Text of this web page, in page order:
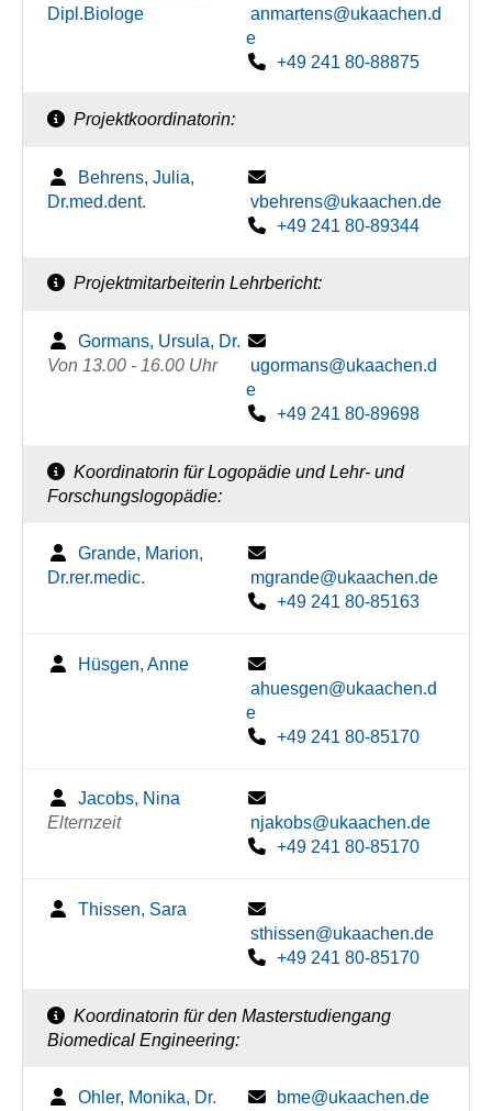
Dipl.Biologe
anmartens@ukaachen.d
e
+49 241 80-88875
Projektkoordinatorin:
Behrens, Julia,
Dr.med.dent.
vbehrens@ukaachen.de
+49 241 80-89344
Projektmitarbeiterin Lehrbericht:
Gormans, Ursula, Dr.
Von 13.00 - 16.00 Uhr
ugormans@ukaachen.d
e
+49 241 80-89698
Koordinatorin für Logopädie und Lehr- und
Forschungslogopädie:
Grande, Marion,
Dr.rer.medic.
mgrande@ukaachen.de
+49 241 80-85163
Hüsgen, Anne
ahuesgen@ukaachen.d
e
+49 241 80-85170
Jacobs, Nina
Elternzeit
njakobs@ukaachen.de
+49 241 80-85170
Thissen, Sara
sthissen@ukaachen.de
+49 241 80-85170
Koordinatorin für den Masterstudiengang
Biomedical Engineering:
Ohler, Monika, Dr.
bme@ukaachen.de